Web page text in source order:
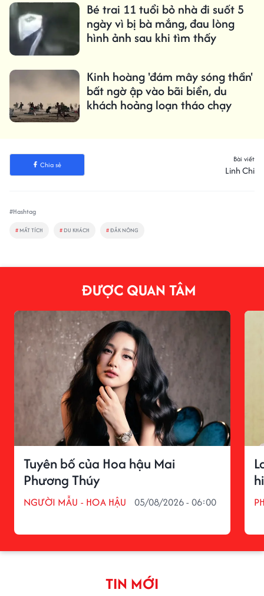
Bé trai 11 tuổi bỏ nhà đi suốt 5
ngày vì bị bà mắng, đau lòng
hình ảnh sau khi tìm thấy
Kinh hoàng 'đám mây sóng thần'
bất ngờ ập vào bãi biển, du
khách hoảng loạn tháo chạy
Chia sẻ
Bài viết
Linh Chi
#Hashtag
# MẤT TÍCH # DU KHÁCH #ĐẮK NÔNG
ĐƯỢC QUAN TÂM
Tuyên bố của Hoa hậu Mai
Phương Thúy
NGƯỜI MẪU - HOA HẬU 05/08/2026 - 06:00
TIN MỚI